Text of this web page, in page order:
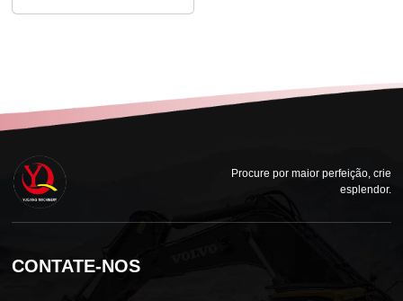
Procure por maior perfeição, crie
esplendor.
CONTATE-NOS